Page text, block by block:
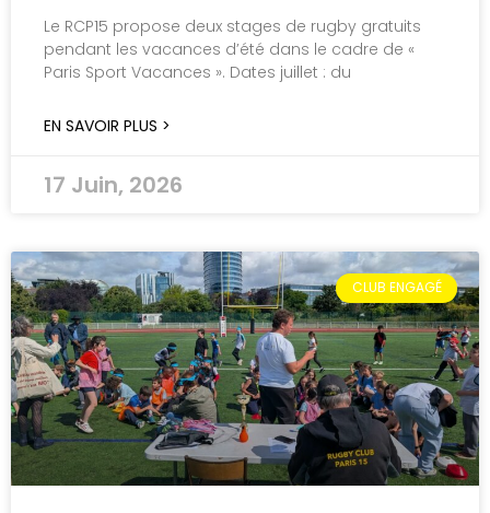
Le RCP15 propose deux stages de rugby gratuits
pendant les vacances d’été dans le cadre de «
Paris Sport Vacances ». Dates juillet : du
EN SAVOIR PLUS >
17 Juin, 2026
CLUB ENGAGÉ